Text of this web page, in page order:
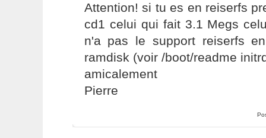
Attention! si tu es en reiserfs
cd1 celui qui fait 3.1 Megs
n'a pas le support reiserfs
ramdisk (voir /boot/readme
amicalement
Pierre